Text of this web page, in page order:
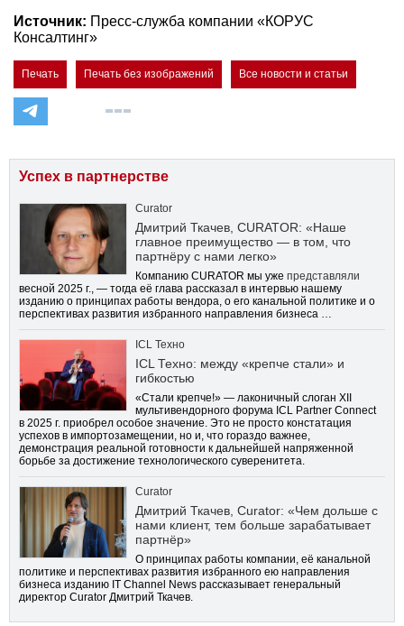
Источник: Пресс-служба компании «КОРУС
Консалтинг»
Печать Печать без изображений Все новости и статьи
Успех в партнерстве
Curator
Дмитрий Ткачев, CURATOR: «Наше
главное преимущество — в том, что
партнёру с нами легко»
Компанию CURATOR мы уже представляли
весной 2025 г., — тогда её глава рассказал в интервью нашему
изданию о принципах работы вендора, о его канальной политике и о
перспективах развития избранного направления бизнеса …
ICL Техно
ICL Техно: между «крепче стали» и
гибкостью
«Стали крепче!» — лаконичный слоган XII
мультивендорного форума ICL Partner Connect
в 2025 г. приобрел особое значение. Это не просто констатация
успехов в импортозамещении, но и, что гораздо важнее,
демонстрация реальной готовности к дальнейшей напряженной
борьбе за достижение технологического суверенитета.
Curator
Дмитрий Ткачев, Curator: «Чем дольше с
нами клиент, тем больше зарабатывает
партнёр»
О принципах работы компании, её канальной
политике и перспективах развития избранного ею направления
бизнеса изданию IT Channel News рассказывает генеральный
директор Curator Дмитрий Ткачев.